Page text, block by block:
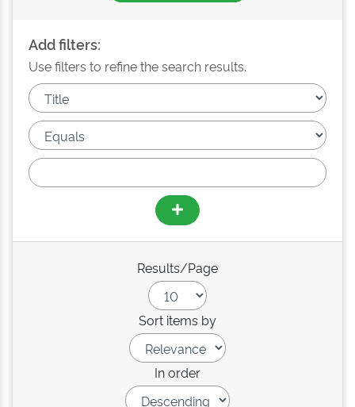
Add filters:
Use filters to refine the search results.
Results/Page
Sort items by
In order